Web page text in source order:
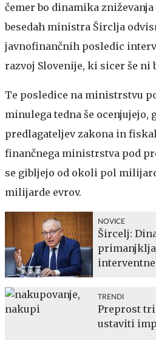
čemer bo dinamika
besedah ministra Širclja
javnofinančnih posledic
razvoj Slovenije, ki sicer še ni
Te posledice na ministrstvu
minulega tedna še ocenjujejo,
predlagateljev zakona in
finančnega ministrstva pod
se gibljejo od okoli pol
milijarde evrov.
NOVICE
Šircelj:
TRENDI
Preprost
ustaviti